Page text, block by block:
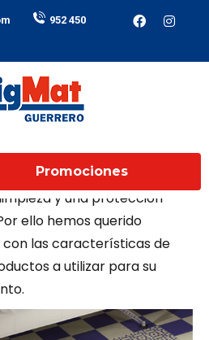
952 450
Promociones
tenemos los conocimientos
específico que
y una protección
ello hemos querido
las características de
a utilizar para su